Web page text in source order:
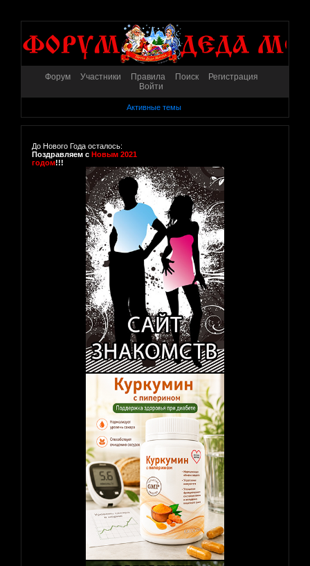
Форум Участники Правила Поиск
Регистрация
Войти
Активные темы
До Нового Года осталось:
Поздравляем с Новым 2021
годом!!!